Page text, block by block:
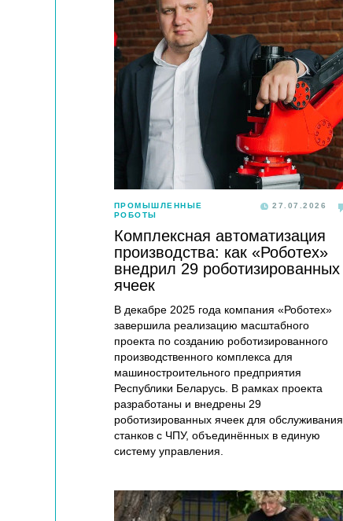
ПРОМЫШЛЕННЫЕ
РОБОТЫ
27.07.2026
Комплексная автоматизация
производства: как «Роботех»
внедрил 29 роботизированных
ячеек
В декабре 2025 года компания «Роботех»
завершила реализацию масштабного
проекта по созданию роботизированного
производственного комплекса для
машиностроительного предприятия
Республики Беларусь. В рамках проекта
разработаны и внедрены 29
роботизированных ячеек для обслуживания
станков с ЧПУ, объединённых в единую
систему управления.